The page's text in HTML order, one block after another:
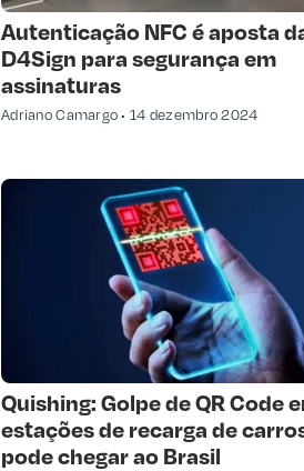
Autenticação NFC é aposta
D4Sign para segurança em
assinaturas
Adriano Camargo 14 dezembro 2024
Quishing: Golpe de QR Code
estações de recarga de
pode chegar ao Brasil